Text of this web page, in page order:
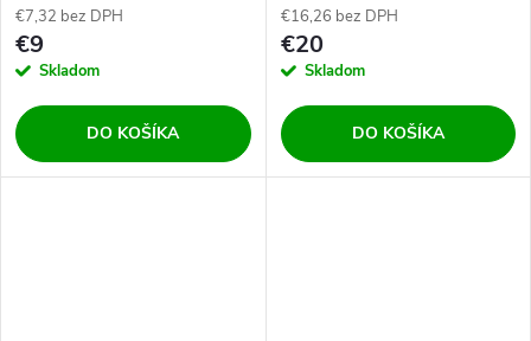
€7,32 bez DPH
€9
Skladom
DO KOŠÍKA
vyhadzovačom
€16,26 bez DPH
€20
Skladom
DO KOŠÍKA